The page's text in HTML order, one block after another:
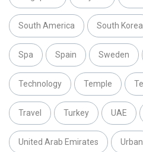
South America South Korea
Spa Spain Sweden
Technology Temple
Travel Turkey UAE
United Arab Emirates Urban